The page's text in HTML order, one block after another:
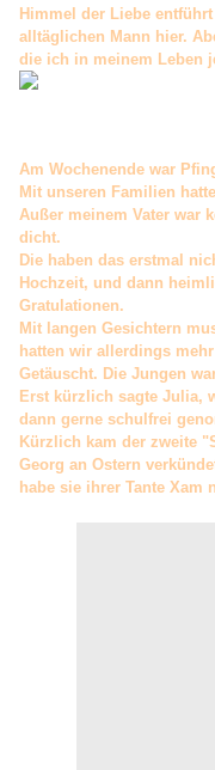
Himmel der Liebe
alltäglichen Mann hier.
die ich in meinem Leben
Am Wochenende war
Mit unseren Familien
Außer meinem Vater war
dicht.
Die haben das erstmal
Hochzeit, und dann
Gratulationen.
Mit langen Gesichtern
hatten wir allerdings
Getäuscht. Die Jungen
Erst kürzlich sagte Julia,
dann gerne schulfrei
Kürzlich kam der zweite
Georg an Ostern
habe sie ihrer Tante Xam